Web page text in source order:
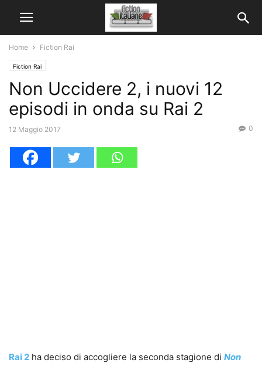
Home Fiction Rai
Fiction Rai
Non Uccidere 2, i nuovi 12
episodi in onda su Rai 2
12 Maggio 2017 0
Rai 2 ha deciso di accogliere la seconda stagione di Non